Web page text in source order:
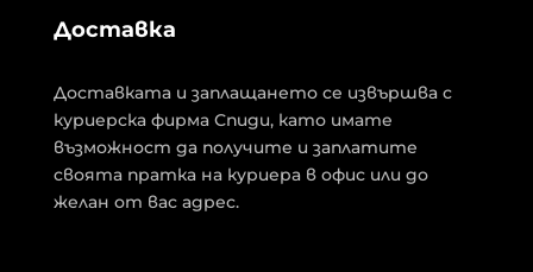
Доставка
Доставката и заплащането се извършва с
куриерска фирма Спиди, като имате
възможност да получите и заплатите
своята пратка на куриера в офис или до
желан от вас адрес.